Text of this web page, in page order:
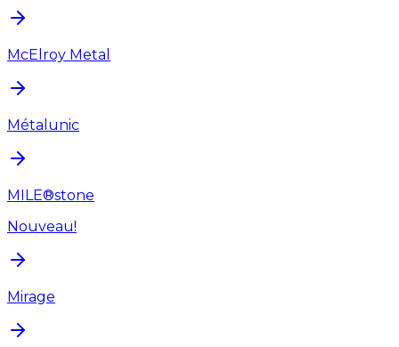
McElroy Metal
Métalunic
MILE®stone
Nouveau!
Mirage